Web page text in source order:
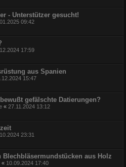
- Unterstützer gesucht!
09:42
17:59
aus Spanien
15:47
gefälschte Datierungen?
« 27.11.2024 13:12
23:31
Blechbläsermundstücken aus Holz
« 10.09.2024 17:40